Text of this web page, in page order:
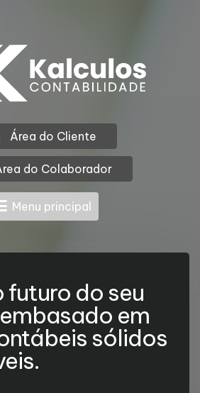
Área do Cliente
do Colaborador
Menu principal
futuro do seu
em
sólidos